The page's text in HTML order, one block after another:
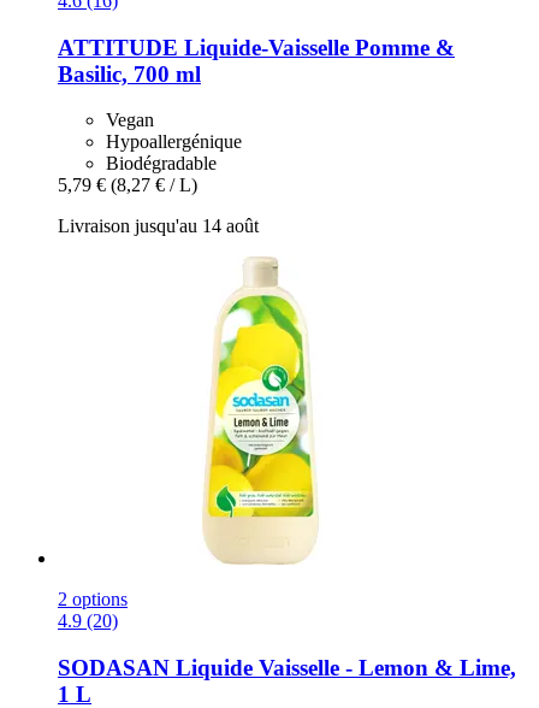
ATTITUDE Liquide-​Vaisselle Pomme &
Basilic, 700 ml
Vegan
Hypoallergénique
Biodégradable
5,79 € (8,27 € / L)
Livraison jusqu'au 14 août
2 options
4.9 (20)
SODASAN Liquide Vaisselle -​ Lemon & Lime,
1 L